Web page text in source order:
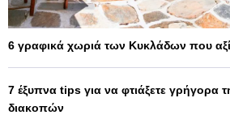
6 γραφικά χωριά των Κυκλάδων που
7 έξυπνα tips για να φτιάξετε γρήγορα
διακοπών